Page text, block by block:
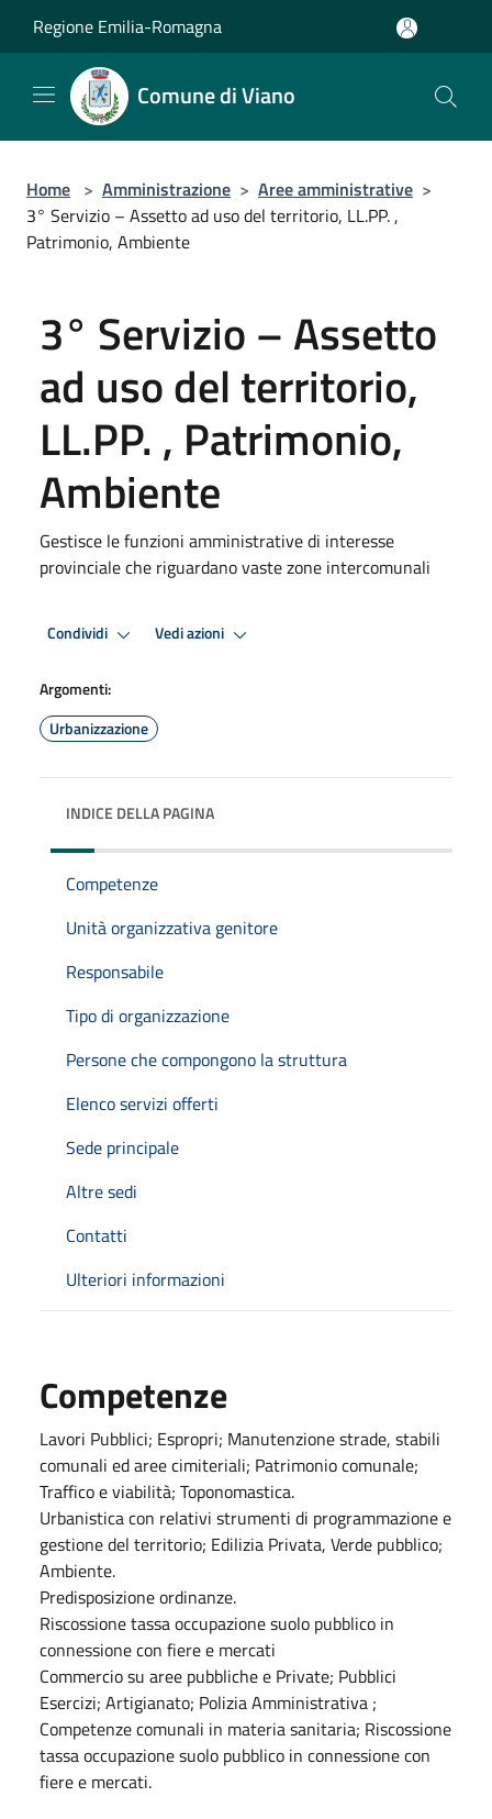
Regione Emilia-Romagna
Comune di Viano
Home > Amministrazione > Aree amministrative >
3° Servizio – Assetto ad uso del territorio, LL.PP. ,
Patrimonio, Ambiente
3° Servizio – Assetto
ad uso del territorio,
LL.PP. , Patrimonio,
Ambiente
Gestisce le funzioni amministrative di interesse
provinciale che riguardano vaste zone intercomunali
Condividi Vedi azioni
Argomenti:
Urbanizzazione
INDICE DELLA PAGINA
Competenze
Unità organizzativa genitore
Responsabile
Tipo di organizzazione
Persone che compongono la struttura
Elenco servizi offerti
Sede principale
Altre sedi
Contatti
Ulteriori informazioni
Competenze
Lavori Pubblici; Espropri; Manutenzione strade, stabili
comunali ed aree cimiteriali; Patrimonio comunale;
Traffico e viabilità; Toponomastica.
Urbanistica con relativi strumenti di programmazione e
gestione del territorio; Edilizia Privata, Verde pubblico;
Ambiente.
Predisposizione ordinanze.
Riscossione tassa occupazione suolo pubblico in
connessione con fiere e mercati
Commercio su aree pubbliche e Private; Pubblici
Esercizi; Artigianato; Polizia Amministrativa ;
Competenze comunali in materia sanitaria; Riscossione
tassa occupazione suolo pubblico in connessione con
fiere e mercati.